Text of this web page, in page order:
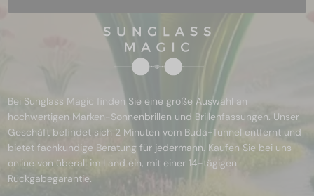
Bei Sunglass Magic finden Sie eine große Auswahl an
hochwertigen Marken-Sonnenbrillen und Brillenfassungen. Unser
Geschäft befindet sich 2 Minuten vom Buda-Tunnel entfernt und
bietet fachkundige Beratung für jedermann. Kaufen Sie bei uns
online von überall im Land ein, mit einer 14-tägigen
Rückgabegarantie.